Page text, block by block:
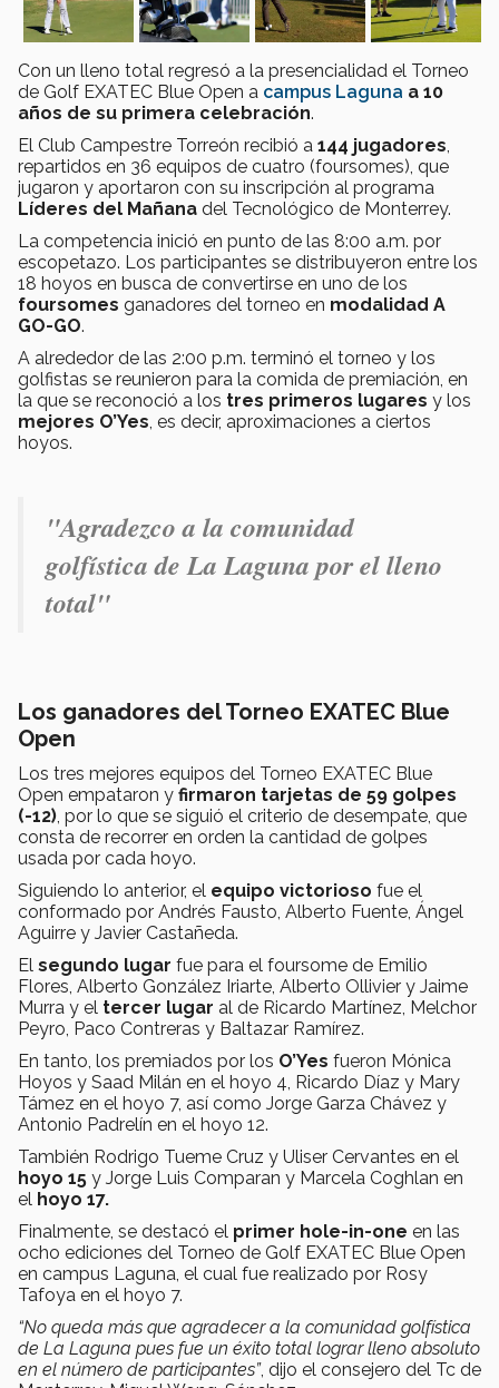
Con un lleno total regresó a la presencialidad el Torneo
de Golf EXATEC Blue Open a campus Laguna a 10
años de su primera celebración.
El Club Campestre Torreón recibió a 144 jugadores
repartidos en 36 equipos de cuatro (foursomes), que
jugaron y aportaron con su inscripción al programa
Líderes del Mañana del Tecnológico de Monterrey.
La competencia inició en punto de las 8:00 a.m. por
escopetazo. Los participantes se distribuyeron entre los
18 hoyos en busca de convertirse en uno de los
foursomes ganadores del torneo en modalidad A
GO-GO.
A alrededor de las 2:00 p.m. terminó el torneo y los
golfistas se reunieron para la comida de premiación, en
la que se reconoció a los tres primeros lugares y los
mejores O’Yes , es decir, aproximaciones a ciertos
hoyos.
"Agradezco a la comunidad
golfística de La Laguna por el lleno
total"
Los ganadores del Torneo EXATEC Blue
Open
Los tres mejores equipos del Torneo EXATEC Blue
Open empataron y firmaron tarjetas de 59 golpes
(-12) , por lo que se siguió el criterio de desempate, que
consta de recorrer en orden la cantidad de golpes
usada por cada hoyo.
Siguiendo lo anterior, el equipo victorioso fue el
conformado por Andrés Fausto, Alberto Fuente, Ángel
Aguirre y Javier Castañeda.
El segundo lugar fue para el foursome de Emilio
Flores, Alberto González Iriarte, Alberto Ollivier y Jaime
Murra y el tercer lugar al de Ricardo Martínez, Melchor
Peyro, Paco Contreras y Baltazar Ramírez.
En tanto, los premiados por los O’Yes fueron Mónica
Hoyos y Saad Milán en el hoyo 4, Ricardo Díaz y Mary
Támez en el hoyo 7, así como Jorge Garza Chávez y
Antonio Padrelín en el hoyo 12.
También Rodrigo Tueme Cruz y Uliser Cervantes en el
hoyo 15 y Jorge Luis Comparan y Marcela Coghlan en
el hoyo 17.
Finalmente, se destacó el primer hole-in-one en las
ocho ediciones del Torneo de Golf EXATEC Blue Open
en campus Laguna, el cual fue realizado por Rosy
Tafoya en el hoyo 7.
“No queda más que agradecer a la comunidad golfística
de La Laguna pues fue un éxito total lograr lleno absoluto
en el número de participantes”, dijo el consejero del Tc de